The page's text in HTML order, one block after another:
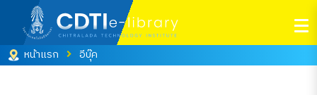
หน้าแรก อีบุ๊ค